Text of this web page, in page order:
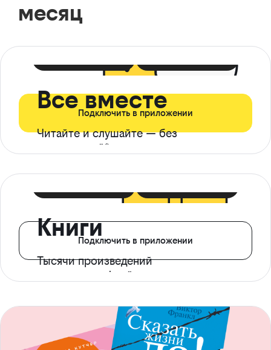
месяц
Все вместе
Читайте и слушайте — без
ограничений*
Подключить в приложении
Книги
Тысячи произведений
с доступом офлайн
Подключить в приложении